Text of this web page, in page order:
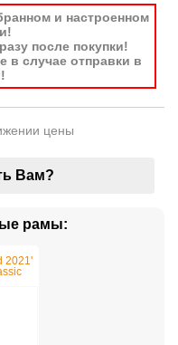
и настроенном
после покупки!
в случае отправки в
цены
Вам?
рамы:
2021'